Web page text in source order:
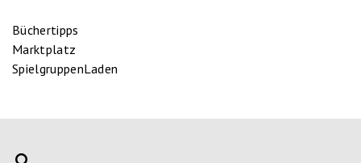
Büchertipps
Marktplatz
SpielgruppenLaden